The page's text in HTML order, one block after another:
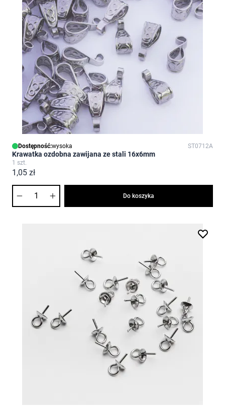
Dostępność:wysoka ST0712A
Krawatka ozdobna zawijana ze stali 16x6mm
1 szt.
1,05 zł
Do koszyka